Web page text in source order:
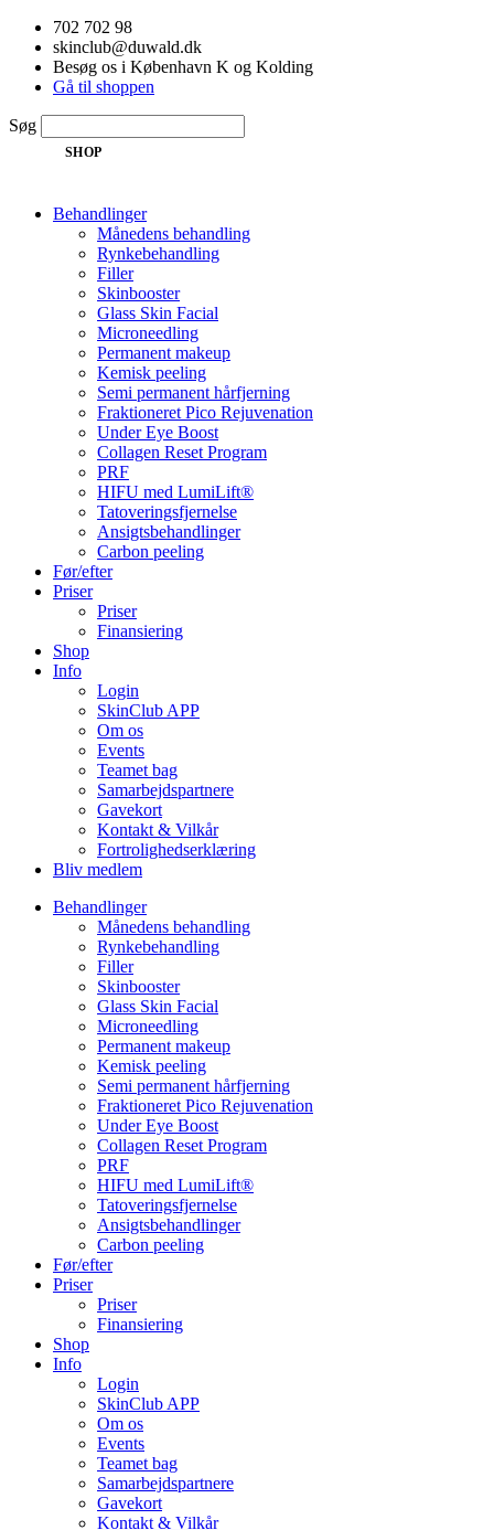
Videre
indhold
702 702 98
skinclub@duwald.dk
Besøg os i København K og Kolding
Gå til shoppen
Søg
SHOP
Behandlinger
Månedens behandling
Rynkebehandling
Filler
Skinbooster
Glass Skin Facial
Microneedling
Permanent makeup
Kemisk peeling
Semi permanent hårfjerning
Fraktioneret Pico Rejuvenation
Under Eye Boost
Collagen Reset Program
PRF
HIFU med LumiLift®
Tatoveringsfjernelse
Ansigtsbehandlinger
Carbon peeling
Før/efter
Priser
Priser
Finansiering
Shop
Info
Login
SkinClub APP
Om os
Events
Teamet bag
Samarbejdspartnere
Gavekort
Kontakt & Vilkår
Fortrolighedserklæring
Bliv medlem
Behandlinger
Månedens behandling
Rynkebehandling
Filler
Skinbooster
Glass Skin Facial
Microneedling
Permanent makeup
Kemisk peeling
Semi permanent hårfjerning
Fraktioneret Pico Rejuvenation
Under Eye Boost
Collagen Reset Program
PRF
HIFU med LumiLift®
Tatoveringsfjernelse
Ansigtsbehandlinger
Carbon peeling
Før/efter
Priser
Priser
Finansiering
Shop
Info
Login
SkinClub APP
Om os
Events
Teamet bag
Samarbejdspartnere
Gavekort
Kontakt & Vilkår